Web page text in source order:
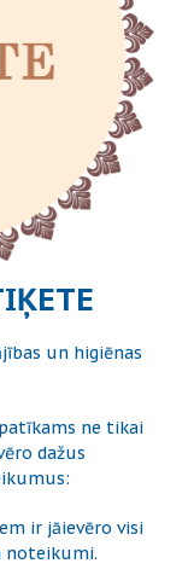
un higiēnas
ne tikai
dažus
ir jāievēro visi